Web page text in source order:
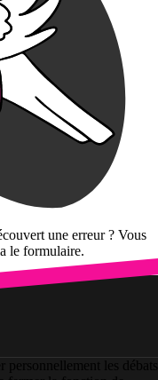
une erreur ? Vous
le formulaire.
les débats